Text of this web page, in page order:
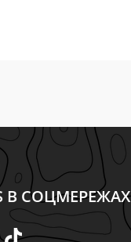
В СОЦМЕРЕЖАХ